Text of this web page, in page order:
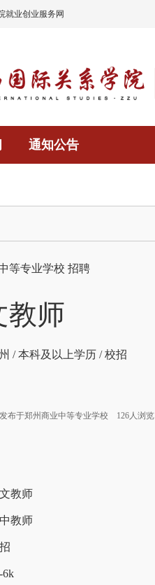
就业创业服务网
通知公告
等专业学校 招聘
教师
/本科及以上学历 /校招
发布于郑州商业中等专业学校 126人浏览
教师
教师
6k